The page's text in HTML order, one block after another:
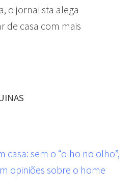
o jornalista alega
de casa com mais
casa: sem o “olho no olho”,
opiniões sobre o home